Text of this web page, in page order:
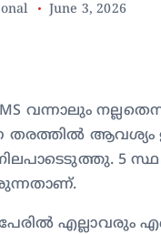
June 3, 2026
വന്നാലും
തരത്തിൽ ആവശ്യം
പേരിൽ